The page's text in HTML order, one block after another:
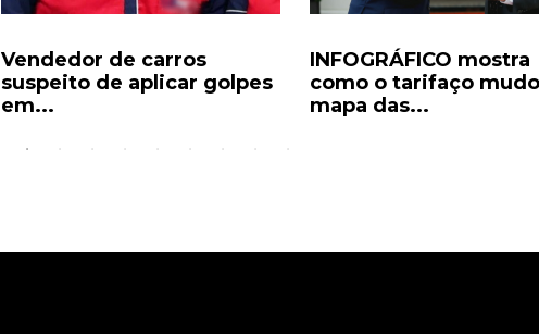
Vendedor de carros
suspeito de aplicar golpes
em...
INFOGRÁFICO mostra
como o tarifaço
mapa das...